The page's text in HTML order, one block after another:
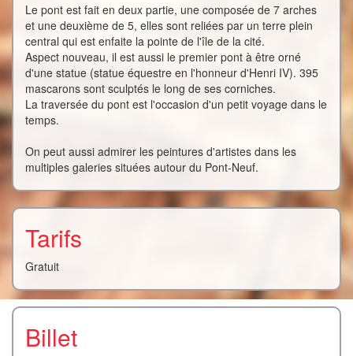
Le pont est fait en deux partie, une composée de 7 arches
et une deuxième de 5, elles sont reliées par un terre plein
central qui est enfaite la pointe de l'île de la cité.
Aspect nouveau, il est aussi le premier pont à être orné
d'une statue (statue équestre en l'honneur d'Henri IV). 395
mascarons sont sculptés le long de ses corniches.
La traversée du pont est l'occasion d'un petit voyage dans le
temps.
On peut aussi admirer les peintures d'artistes dans les
multiples galeries situées autour du Pont-Neuf.
Tarifs
Gratuit
Billet